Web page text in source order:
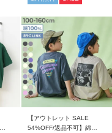
【アウトレット SALE
54%OFF/返品不可】綿